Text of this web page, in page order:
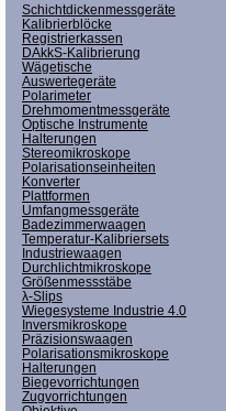
Schichtdickenmessgeräte
Kalibrierblöcke
Registrierkassen
DAkkS-Kalibrierung
Wägetische
Auswertegeräte
Polarimeter
Drehmomentmessgeräte
Optische Instrumente
Halterungen
Stereomikroskope
Polarisationseinheiten
Konverter
Plattformen
Umfangmessgeräte
Badezimmerwaagen
Temperatur-Kalibriersets
Industriewaagen
Durchlichtmikroskope
Größenmessstäbe
λ-Slips
Wiegesysteme Industrie 4.0
Inversmikroskope
Präzisionswaagen
Polarisationsmikroskope
Halterungen
Biegevorrichtungen
Zugvorrichtungen